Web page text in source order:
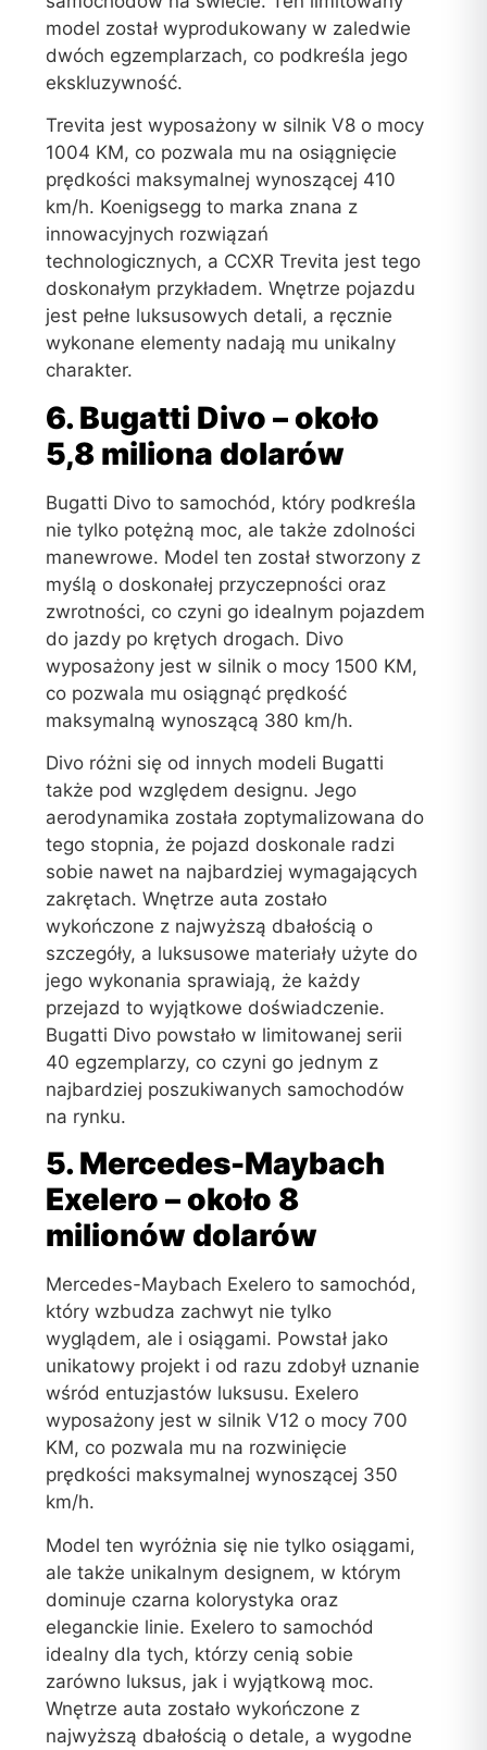
model został wyprodukowany w zaledwie
dwóch egzemplarzach, co podkreśla jego
ekskluzywność.
Trevita jest wyposażony w silnik V8 o mocy
1004 KM, co pozwala mu na osiągnięcie
prędkości maksymalnej wynoszącej 410
km/h. Koenigsegg to marka znana z
innowacyjnych rozwiązań
technologicznych, a CCXR Trevita jest tego
doskonałym przykładem. Wnętrze pojazdu
jest pełne luksusowych detali, a ręcznie
wykonane elementy nadają mu unikalny
charakter.
6. Bugatti Divo – około
5,8 miliona dolarów
Bugatti Divo to samochód, który podkreśla
nie tylko potężną moc, ale także zdolności
manewrowe. Model ten został stworzony z
myślą o doskonałej przyczepności oraz
zwrotności, co czyni go idealnym pojazdem
do jazdy po krętych drogach. Divo
wyposażony jest w silnik o mocy 1500 KM,
co pozwala mu osiągnąć prędkość
maksymalną wynoszącą 380 km/h.
Divo różni się od innych modeli Bugatti
także pod względem designu. Jego
aerodynamika została zoptymalizowana do
tego stopnia, że pojazd doskonale radzi
sobie nawet na najbardziej wymagających
zakrętach. Wnętrze auta zostało
wykończone z najwyższą dbałością o
szczegóły, a luksusowe materiały użyte do
jego wykonania sprawiają, że każdy
przejazd to wyjątkowe doświadczenie.
Bugatti Divo powstało w limitowanej serii
40 egzemplarzy, co czyni go jednym z
najbardziej poszukiwanych samochodów
na rynku.
5. Mercedes-Maybach
Exelero – około 8
milionów dolarów
Mercedes-Maybach Exelero to samochód,
który wzbudza zachwyt nie tylko
wyglądem, ale i osiągami. Powstał jako
unikatowy projekt i od razu zdobył uznanie
wśród entuzjastów luksusu. Exelero
wyposażony jest w silnik V12 o mocy 700
KM, co pozwala mu na rozwinięcie
prędkości maksymalnej wynoszącej 350
km/h.
Model ten wyróżnia się nie tylko osiągami,
ale także unikalnym designem, w którym
dominuje czarna kolorystyka oraz
eleganckie linie. Exelero to samochód
idealny dla tych, którzy cenią sobie
zarówno luksus, jak i wyjątkową moc.
Wnętrze auta zostało wykończone z
najwyższą dbałością o detale, a wygodne